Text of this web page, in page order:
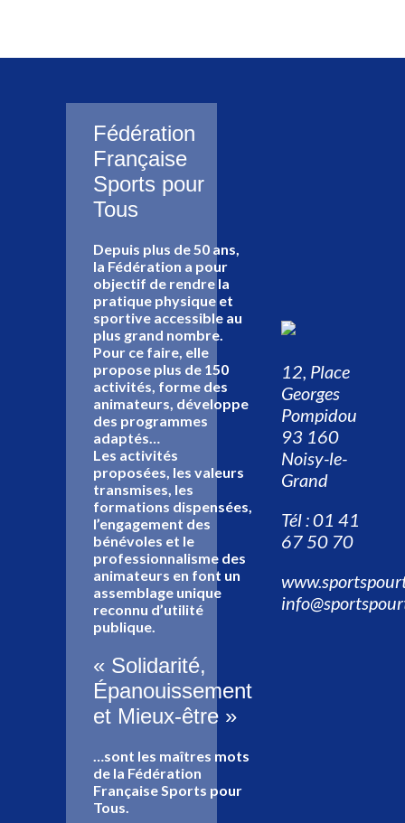
Fédération
Française
Sports pour
Tous
Depuis plus de 50 ans,
la Fédération a pour
objectif de rendre la
pratique physique et
sportive accessible au
plus grand nombre.
Pour ce faire, elle
propose plus de 150
activités, forme des
animateurs, développe
des programmes
adaptés…
Les activités
proposées, les valeurs
transmises, les
formations dispensées,
l’engagement des
bénévoles et le
professionnalisme des
animateurs en font un
assemblage unique
reconnu d’utilité
publique.
« Solidarité,
Épanouissement
et Mieux-être »
…sont les maîtres mots
de la Fédération
Française Sports pour
Tous.
12, Place
Georges
Pompidou
93 160
Noisy-le-
Grand
Tél : 01 41
67 50 70